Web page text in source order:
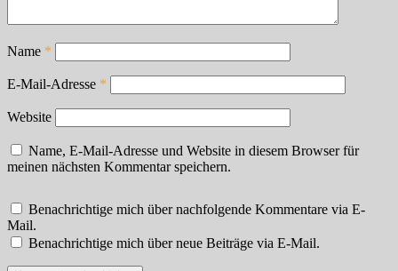
Name *
E-Mail-Adresse *
Website
Name, E-Mail-Adresse und Website in diesem Browser für
meinen nächsten Kommentar speichern.
Benachrichtige mich über nachfolgende Kommentare via E-
Mail.
Benachrichtige mich über neue Beiträge via E-Mail.